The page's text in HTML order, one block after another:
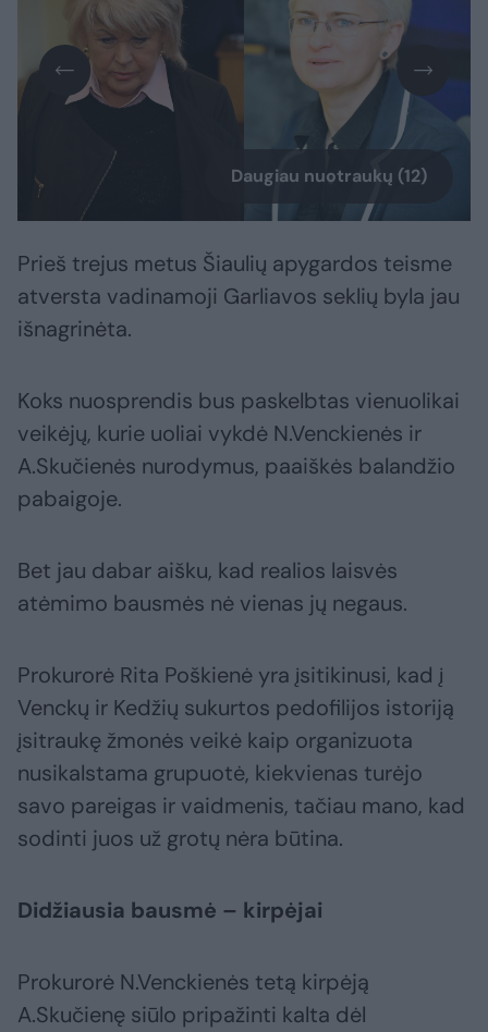
Daugiau nuotraukų (12)
Prieš trejus metus Šiaulių apygardos teisme
atversta vadinamoji Garliavos seklių byla jau
išnagrinėta.
Koks nuosprendis bus paskelbtas vienuolikai
veikėjų, kurie uoliai vykdė N.Venckienės ir
A.Skučienės nurodymus, paaiškės balandžio
pabaigoje.
Bet jau dabar aišku, kad realios laisvės
atėmimo bausmės nė vienas jų negaus.
Prokurorė Rita Poškienė yra įsitikinusi, kad į
Venckų ir Kedžių sukurtos pedofilijos istoriją
įsitraukę žmonės veikė kaip organizuota
nusikalstama grupuotė, kiekvienas turėjo
savo pareigas ir vaidmenis, tačiau mano, kad
sodinti juos už grotų nėra būtina.
Didžiausia bausmė – kirpėjai
Prokurorė N.Venckienės tetą kirpėją
A.Skučienę siūlo pripažinti kalta dėl